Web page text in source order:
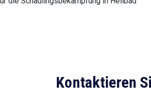
Kontaktieren